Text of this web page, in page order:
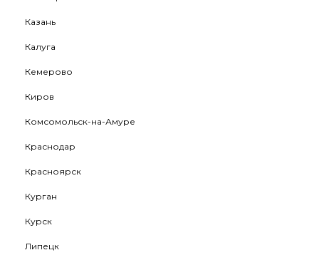
Казань
Калуга
Кемерово
Киров
Комсомольск-на-Амуре
Краснодар
Красноярск
Курган
Курск
Липецк